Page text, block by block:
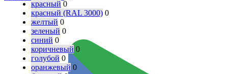
красный 0
красный (RAL 3000) 0
желтый 0
зеленый 0
синий 0
коричневый 0
голубой 0
оранжевый 0